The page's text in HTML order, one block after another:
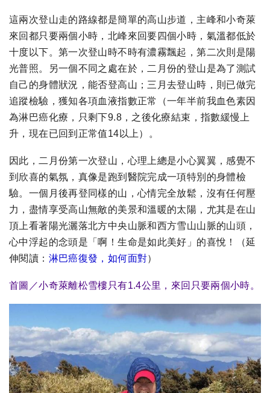
這兩次登山走的路線都是簡單的高山步道，主峰和小奇萊
來回都只要兩個小時，北峰來回要四個小時，氣溫都低於
十度以下。第一次登山時不時有濃霧飄起，第二次則是陽
光普照。另一個不同之處在於，二月份的登山是為了測試
自己的身體狀況，能否登高山；三月去登山時，則已做完
追蹤檢驗，獲知各項血液指數正常（一年半前我血色素因
為淋巴癌化療，只剩下9.8，之後化療結束，指數緩慢上
升，現在已回到正常值14以上）。
因此，二月份第一次登山，心理上總是小心翼翼，感覺不
到欣喜的氣氛，真像是跑到醫院完成一項特別的身體檢
驗。一個月後再登同樣的山，心情完全放鬆，沒有任何壓
力，盡情享受高山無敵的美景和溫暖的太陽，尤其是在山
頂上看著陽光灑落北方中央山脈和西方雪山山脈的山頭，
心中浮起的念頭是「啊！生命是如此美好」的喜悅！
（延
伸閱讀： 淋巴癌復發，如何面對）
首圖／小奇萊離松雪樓只有1.4公里，來回只要兩個小時。